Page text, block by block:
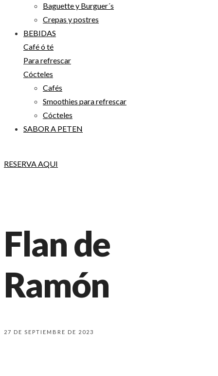
Baguette y Burguer´s
Crepas y postres
BEBIDAS
Café ó té
Para refrescar
Cócteles
Cafés
Smoothies para refrescar
Cócteles
SABOR A PETEN
RESERVA AQUI
Flan de
Ramón
27 DE SEPTIEMBRE DE 2023